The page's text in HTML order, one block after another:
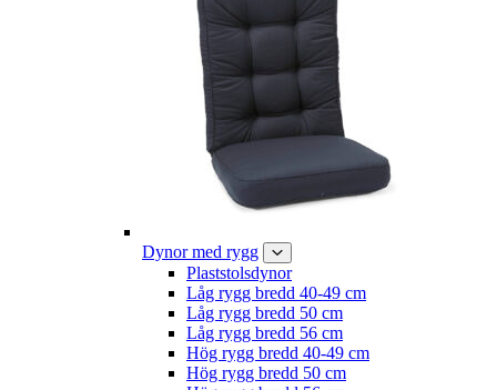
Dynor med rygg
Plaststolsdynor
Låg rygg bredd 40-49 cm
Låg rygg bredd 50 cm
Låg rygg bredd 56 cm
Hög rygg bredd 40-49 cm
Hög rygg bredd 50 cm